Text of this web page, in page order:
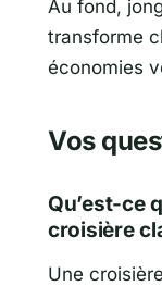
Au fond,
transforme
économies
Vos
Qu’est-ce
croisière
Une